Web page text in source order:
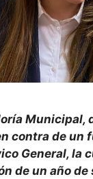
Municipal,
contra de un
General, la
de un año de